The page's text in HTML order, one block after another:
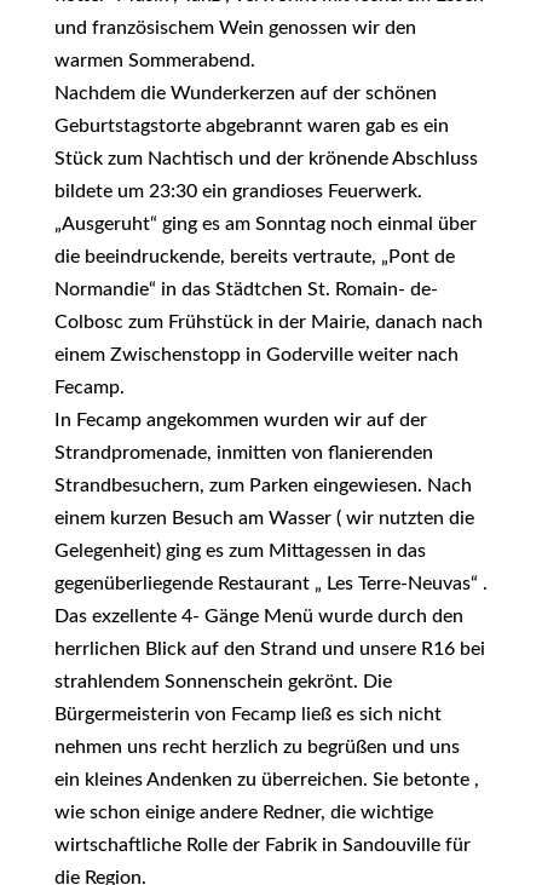
und französischem Wein genossen wir den
warmen Sommerabend.
Nachdem die Wunderkerzen auf der schönen
Geburtstagstorte abgebrannt waren gab es ein
Stück zum Nachtisch und der krönende Abschluss
bildete um 23:30 ein grandioses Feuerwerk.
„Ausgeruht“ ging es am Sonntag noch einmal über
die beeindruckende, bereits vertraute, „Pont de
Normandie“ in das Städtchen St. Romain- de-
Colbosc zum Frühstück in der Mairie, danach nach
einem Zwischenstopp in Goderville weiter nach
Fecamp.
In Fecamp angekommen wurden wir auf der
Strandpromenade, inmitten von flanierenden
Strandbesuchern, zum Parken eingewiesen. Nach
einem kurzen Besuch am Wasser ( wir nutzten die
Gelegenheit) ging es zum Mittagessen in das
gegenüberliegende Restaurant „ Les Terre-Neuvas“ .
Das exzellente 4- Gänge Menü wurde durch den
herrlichen Blick auf den Strand und unsere R16 bei
strahlendem Sonnenschein gekrönt. Die
Bürgermeisterin von Fecamp ließ es sich nicht
nehmen uns recht herzlich zu begrüßen und uns
ein kleines Andenken zu überreichen. Sie betonte ,
wie schon einige andere Redner, die wichtige
wirtschaftliche Rolle der Fabrik in Sandouville für
die Region.